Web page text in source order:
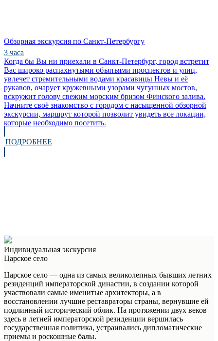
Обзорная экскурсия по Санкт-Петербургу
3 часа
Когда бы Вы ни приехали в Санкт-Петербург, город встретит
Вас широко распахнутыми объятьями проспектов и улиц,
увлечет стремительными водами красавицы Невы и её
рукавов, очарует кружевными узорами чугунных мостов,
вскружит голову свежим морским бризом Финского залива.
Начните своё знакомство с городом с насыщенной обзорной
экскурсии, маршрут которой позволит увидеть все локации,
которые необходимо посетить.
ПОДРОБНЕЕ
Индивидуальная экскурсия
Царское село
Царское село — одна из самых великолепных бывших летних
резиденций императорской династии, в создании которой
участвовали самые именитые архитекторы, а в
восстановлении лучшие реставраторы страны, вернувшие ей
подлинный исторический облик. На протяжении двух веков
здесь в летней императорской резиденции вершилась
государственная политика, устраивались дипломатические
приемы и роскошные балы.